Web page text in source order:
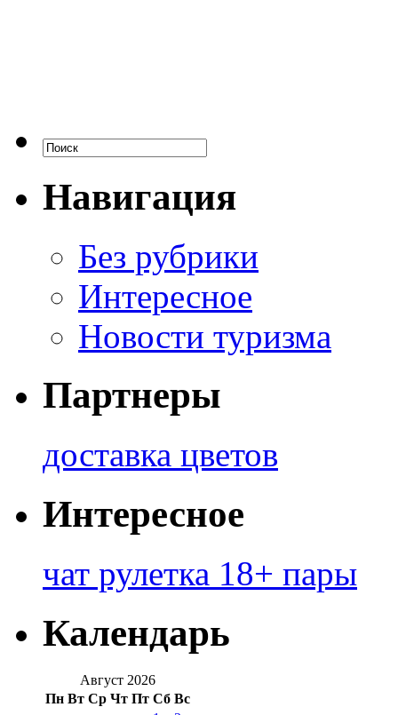
Навигация
Без рубрики
Интересное
Новости туризма
Партнеры
доставка цветов
Интересное
чат рулетка 18+ пары
Календарь
Август 2026
Пн Вт Ср Чт Пт Сб Вс